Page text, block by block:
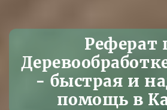
Реферат
- быстрая и
помощь в